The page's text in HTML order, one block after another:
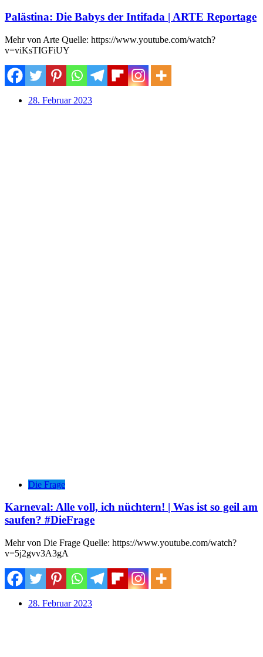
Palästina: Die Babys der Intifada | ARTE Reportage
Mehr von Arte Quelle: https://www.youtube.com/watch?
v=viKsTIGFiUY
28. Februar 2023
Die Frage
Karneval: Alle voll, ich nüchtern! | Was ist so geil am
saufen? #DieFrage
Mehr von Die Frage Quelle: https://www.youtube.com/watch?
v=5j2gvv3A3gA
28. Februar 2023